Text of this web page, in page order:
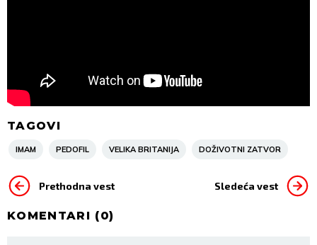
TAGOVI
IMAM PEDOFIL VELIKA BRITANIJA DOŽIVOTNI ZATVOR
Prethodna vest Sledeća vest
KOMENTARI (0)